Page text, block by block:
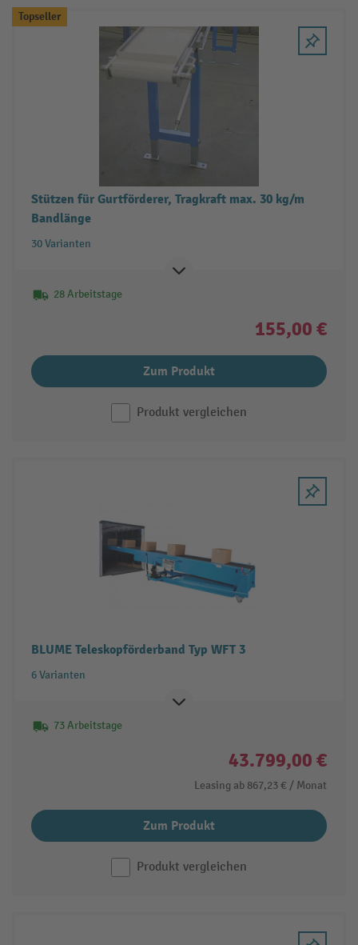
Topseller
Stützen für Gurtförderer, Tragkraft max. 30 kg/m
Bandlänge
30 Varianten
28 Arbeitstage
155,00 €
Zum Produkt
Produkt vergleichen
BLUME Teleskopförderband Typ WFT 3
6 Varianten
73 Arbeitstage
43.799,00 €
Leasing ab 867,23 € / Monat
Zum Produkt
Produkt vergleichen